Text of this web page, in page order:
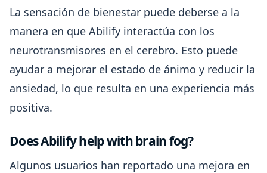
La sensación de bienestar puede deberse a la
manera en que Abilify interactúa con los
neurotransmisores en el cerebro. Esto puede
ayudar a mejorar el estado de ánimo y reducir la
ansiedad, lo que resulta en una experiencia más
positiva.
Does Abilify help with brain fog?
Algunos usuarios han reportado una mejora en